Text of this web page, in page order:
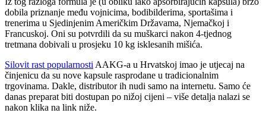
dobila priznanje među vojnicima, bodibilderima, sportašima i
trenerima u Sjedinjenim Američkim Državama, Njemačkoj i
Francuskoj. Oni su potvrdili da su muškarci nakon 4-tjednog
tretmana dobivali u prosjeku 10 kg isklesanih mišića.
Silovit rast popularnosti AAKG-a u Hrvatskoj imao je utjecaj na
činjenicu da su nove kapsule rasprodane u tradicionalnim
trgovinama. Dakle, distributor ih nudi samo na internetu. Samo će
danas preparat biti dostupan po nižoj cijeni – više detalja nalazi se
nakon klika na link niže.